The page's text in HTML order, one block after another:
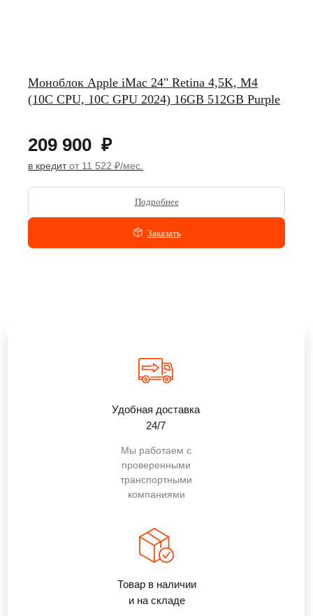
Моноблок Apple iMac 24" Retina 4,5K, M4
(10C CPU, 10C GPU 2024) 16GB 512GB Purple
209 900 ₽
в кредитот 11 522 ₽/мес.
Подробнее
Заказать
Удобная доставка
24/7
Товар в наличии
и на складе
Мы работаем с
проверенными
транспортными
компаниями